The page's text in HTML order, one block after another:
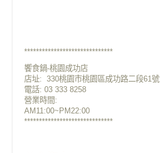
******************************
饗食鍋-桃園成功店
店址: 330桃園市桃園區成功路二段61號
電話: 03 333 8258
營業時間:
AM11:00~PM22:00
******************************